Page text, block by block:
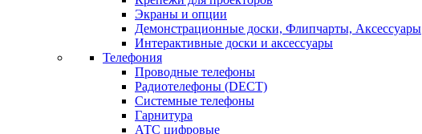
Экраны и опции
Демонстрационные доски, Флипчарты, Аксессуары
Интерактивные доски и аксессуары
Телефония
Проводные телефоны
Радиотелефоны (DECT)
Системные телефоны
Гарнитура
АТС цифровые